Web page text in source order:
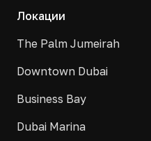
Локации
The Palm Jumeirah
Downtown Dubai
Business Bay
Dubai Marina